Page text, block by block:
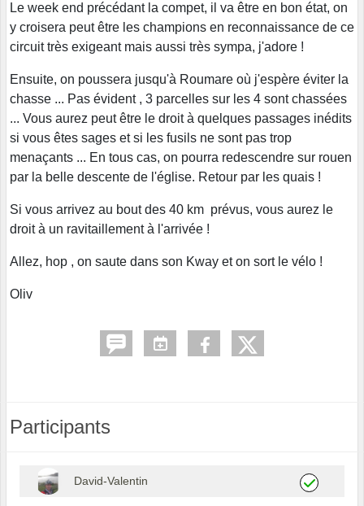
Le week end précédant la compet, il va être en bon état, on
y croisera peut être les champions en reconnaissance de ce
circuit très exigeant mais aussi très sympa, j'adore !
Ensuite, on poussera jusqu'à Roumare où j'espère éviter la
chasse ... Pas évident , 3 parcelles sur les 4 sont chassées
... Vous aurez peut être le droit à quelques passages inédits
si vous êtes sages et si les fusils ne sont pas trop
menaçants ... En tous cas, on pourra redescendre sur rouen
par la belle descente de l'église. Retour par les quais !
Si vous arrivez au bout des 40 km prévus, vous aurez le
droit à un ravitaillement à l'arrivée !
Allez, hop , on saute dans son Kway et on sort le vélo !
Oliv
Participants
David-Valentin